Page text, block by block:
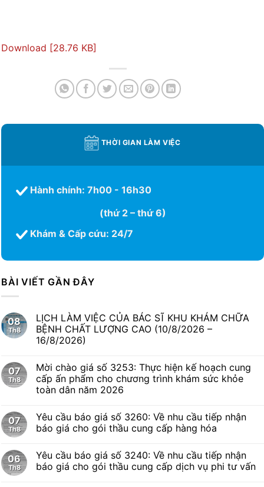
Download [28.76 KB]
THỜI GIAN LÀM VIỆC
Hành chính: 7h00 - 16h30
(thứ 2 – thứ 6)
Khám & Cấp cứu: 24/7
BÀI VIẾT GẦN ĐÂY
08
Th8
LỊCH LÀM VIỆC CỦA BÁC SĨ KHU KHÁM CHỮA
BỆNH CHẤT LƯỢNG CAO (10/8/2026 –
16/8/2026)
07
Th8
Mời chào giá số 3253: Thực hiện kế hoạch cung
cấp ấn phẩm cho chương trình khám sức khỏe
toàn dân năm 2026
07
Th8
Yêu cầu báo giá số 3260: Về nhu cầu tiếp nhận
báo giá cho gói thầu cung cấp hàng hóa
06
Th8
Yêu cầu báo giá số 3240: Về nhu cầu tiếp nhận
báo giá cho gói thầu cung cấp dịch vụ phi tư vấn